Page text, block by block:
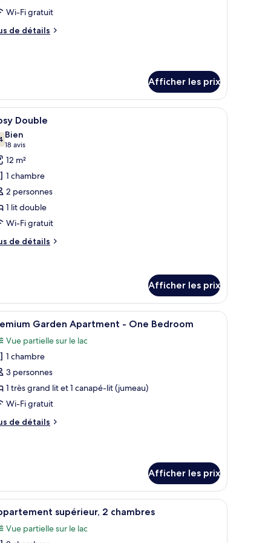
:
Wi-Fi gratuit
de détails
Afficher les prix
bureau, une chaise et une télévision.
:
Une chambre d’hôtel avec un lit, un
5 Double
sur 10
Bien
18 avis
(18 avis)
12 m²
1 chambre
2 personnes
1 lit double
Wi-Fi gratuit
de détails
Afficher les prix
un bureau avec un ordinateur, une chaise et une vue sur un jardin par la
:
Un salon moderne avec un téléviseur à
7 Garden Apartment - One Bedroom
Vue partielle sur le lac
1 chambre
3 personnes
1 très grand lit et 1 canapé-lit (jumeau)
Wi-Fi gratuit
de détails
Afficher les prix
une lampe et un tableau au mur.Une chambre d’hôtel avec un lit, des
6 supérieur, 2 chambres
Vue partielle sur le lac